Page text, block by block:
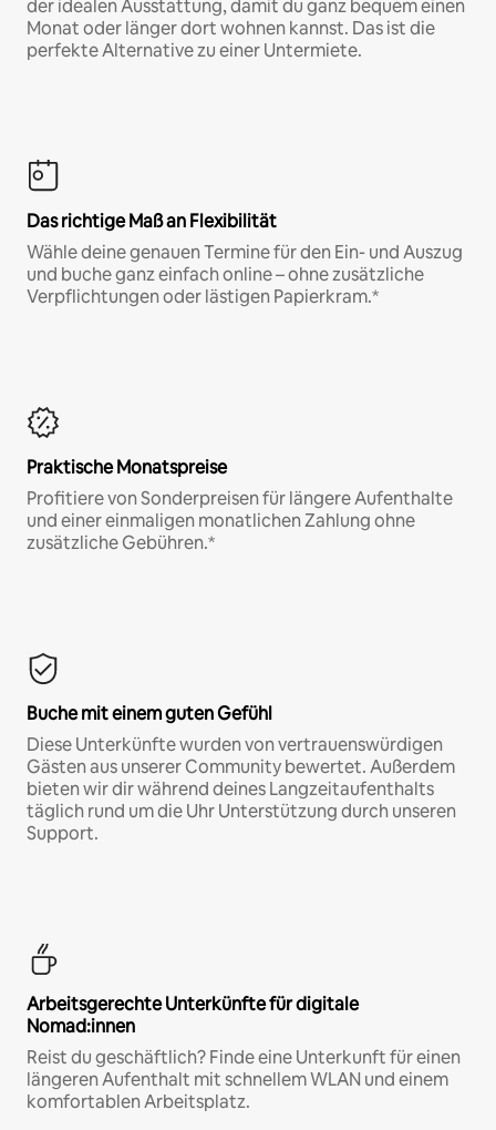
der idealen Ausstattung, damit du ganz bequem einen
Monat oder länger dort wohnen kannst. Das ist die
perfekte Alternative zu einer Untermiete.
Das richtige Maß an Flexibilität
Wähle deine genauen Termine für den Ein- und Auszug
und buche ganz einfach online – ohne zusätzliche
Verpflichtungen oder lästigen Papierkram.*
Praktische Monatspreise
Profitiere von Sonderpreisen für längere Aufenthalte
und einer einmaligen monatlichen Zahlung ohne
zusätzliche Gebühren.*
Buche mit einem guten Gefühl
Diese Unterkünfte wurden von vertrauenswürdigen
Gästen aus unserer Community bewertet. Außerdem
bieten wir dir während deines Langzeitaufenthalts
täglich rund um die Uhr Unterstützung durch unseren
Support.
Arbeitsgerechte Unterkünfte für digitale
Nomad:innen
Reist du geschäftlich? Finde eine Unterkunft für einen
längeren Aufenthalt mit schnellem WLAN und einem
komfortablen Arbeitsplatz.